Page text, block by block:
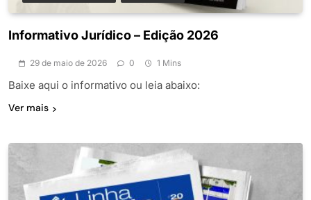
Informativo Jurídico – Edição 2026
29 de maio de 2026 0 1 Mins
Baixe aqui o informativo ou leia abaixo:
Ver mais